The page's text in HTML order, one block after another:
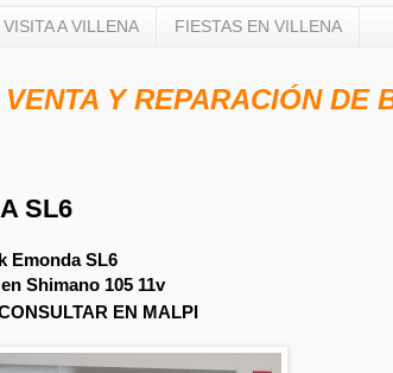
VISITA A VILLENA FIESTAS EN VILLENA
Y REPARACIÓN DE
SL6
Emonda SL6
Shimano 105 11v
EN MALPI